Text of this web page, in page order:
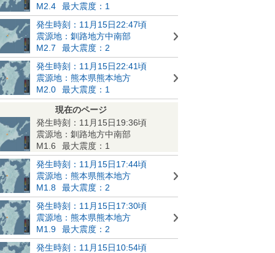
M2.4
最大震度：1
発生時刻：11月15日22:47頃
震源地：釧路地方中南部
M2.7
最大震度：2
発生時刻：11月15日22:41頃
震源地：熊本県熊本地方
M2.0
最大震度：1
現在のページ
発生時刻：11月15日19:36頃
震源地：釧路地方中南部
M1.6
最大震度：1
発生時刻：11月15日17:44頃
震源地：熊本県熊本地方
M1.8
最大震度：2
発生時刻：11月15日17:30頃
震源地：熊本県熊本地方
M1.9
最大震度：2
発生時刻：11月15日10:54頃